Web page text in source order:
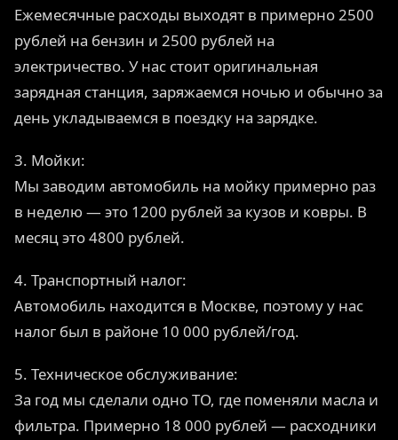
Ежемесячные расходы выходят в примерно 2500
рублей на бензин и 2500 рублей на
электричество. У нас стоит оригинальная
зарядная станция, заряжаемся ночью и обычно за
день укладываемся в поездку на зарядке.
3. Мойки:
Мы заводим автомобиль на мойку примерно раз
в неделю — это 1200 рублей за кузов и ковры. В
месяц это 4800 рублей.
4. Транспортный налог:
Автомобиль находится в Москве, поэтому у нас
налог был в районе 10 000 рублей/год.
5. Техническое обслуживание:
За год мы сделали одно ТО, где поменяли масла и
фильтра. Примерно 18 000 рублей — расходники